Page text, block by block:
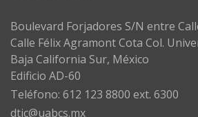
Boulevard Forjadores S/N entre
Calle Félix Agramont Cota Col.
Baja California Sur, México
Edificio AD-60
Teléfono: 612 123 8800 ext. 6300
dtic@uabcs.mx